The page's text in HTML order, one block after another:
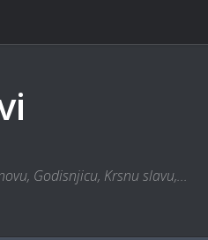
Godisnjicu, Krsnu slavu,...